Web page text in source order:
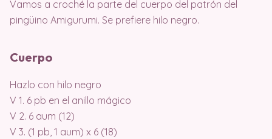
Vamos a croché la parte del cuerpo del patrón del
pingüino Amigurumi. Se prefiere hilo negro.
Cuerpo
Hazlo con hilo negro
V 1. 6 pb en el anillo mágico
V 2. 6 aum (12)
V 3. (1 pb, 1 aum) x 6 (18)